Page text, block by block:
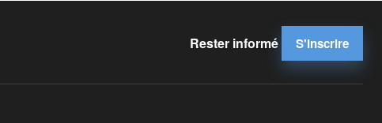
Rester informé S'inscrire